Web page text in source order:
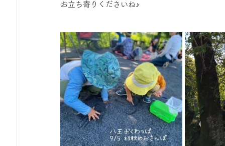
ひろば｜おそきっこ里山プレイパーク＆青空こども食堂
森とこどものおまつり みてみて！みんなで描いたよ
広報誌・ニュースレター 虫とり大作戦 かぷか
ボランティア養成講座 報告 わくわく山 の
お立ち寄りくださいね♪